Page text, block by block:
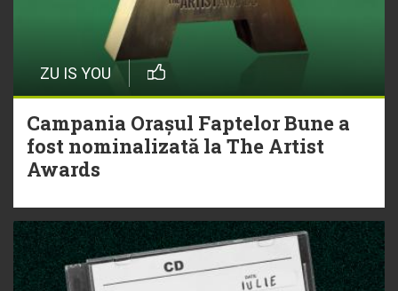
ZU IS YOU
Campania Orașul Faptelor Bune a
fost nominalizată la The Artist
Awards